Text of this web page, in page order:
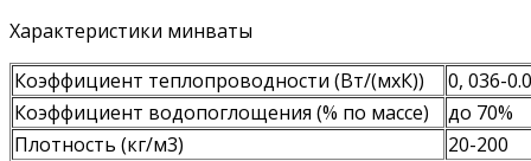
Характеристики минваты
Коэффициент теплопроводности (Вт/(мхК))
0, 036-
Коэффициент водопоглощения (% по массе)
до 70%
Плотность (кг/м3)
20-200